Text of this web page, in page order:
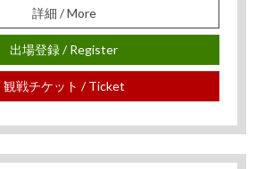
詳細 / More
出場登録 / Register
観戦チケット / Ticket